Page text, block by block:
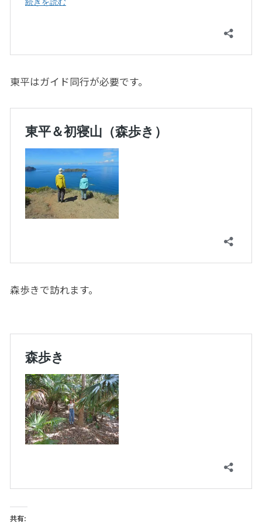
東平はガイド同行が必要です。
森歩きで訪れます。
共有: